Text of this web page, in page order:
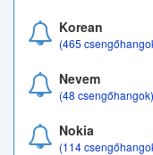
Korean
(465
Nevem
(48 csengőhangok)
Nokia
(114